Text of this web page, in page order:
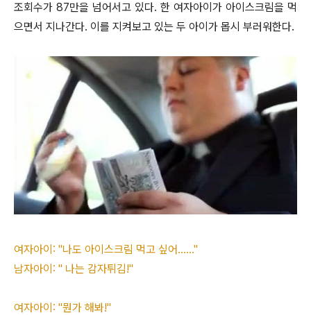
조회수가 87만을 넘어서고 있다. 한 여자아이가 아이스크림을 먹
으면서 지나간다. 이를 지켜보고 있는 두 아이가 몹시 부러워한다.
여자아이: "나도 아이스크림 먹고 싶어......"
남자아이: " 나는 감자튀김!"
여자아이: "뭔가 해봐!"